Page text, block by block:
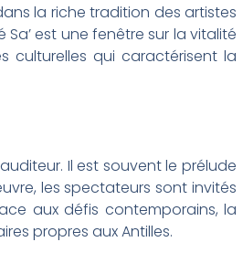
la riche tradition des artistes
est une fenêtre sur la vitalité
culturelles qui caractérisent la
Il est souvent le prélude
les spectateurs sont invités
aux défis contemporains, la
propres aux Antilles.